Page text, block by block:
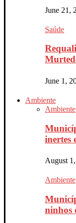
June 21,
Saúde
June 1,
Ambiente
Ambiente
inertes
August
Ambiente
ninhos